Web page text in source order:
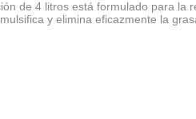
de 4 litros está formulado para
y elimina eficazmente la